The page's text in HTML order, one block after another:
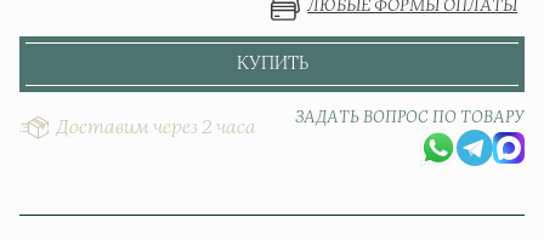
ЛЮБЫЕ ФОРМЫ ОПЛАТЫ
КУПИТЬ
Доставим через 2 часа
ЗАДАТЬ ВОПРОС ПО ТОВАРУ